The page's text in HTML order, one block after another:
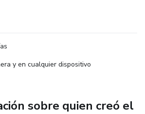
MEJOR VERSION DE TI, estas lista?
y en cualquier dispositivo
sobre quien creó el